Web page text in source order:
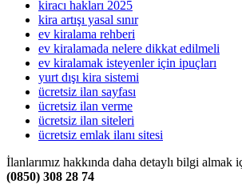
kiracı hakları 2025
kira artışı yasal sınır
ev kiralama rehberi
ev kiralamada nelere dikkat edilmeli
ev kiralamak isteyenler için ipuçları
yurt dışı kira sistemi
ücretsiz ilan sayfası
ücretsiz ilan verme
ücretsiz ilan siteleri
ücretsiz emlak ilanı sitesi
İlanlarımız hakkında daha detaylı bilgi almak
(0850) 308 28 74